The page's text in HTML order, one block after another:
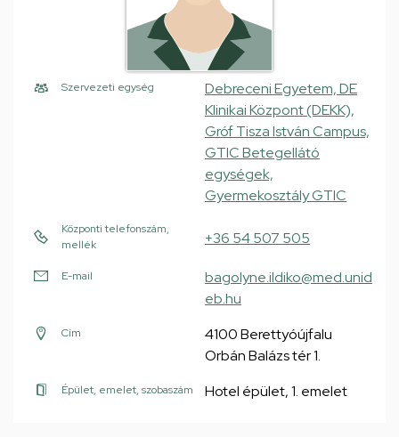
Szervezeti egység
Debreceni Egyetem, DE
Klinikai Központ (DEKK),
Gróf Tisza István Campus,
GTIC Betegellátó
egységek,
Gyermekosztály GTIC
Központi telefonszám,
mellék
+36 54 507 505
E-mail
bagolyne.ildiko@med.unid
eb.hu
Cím
4100 Berettyóújfalu
Orbán Balázs tér 1.
Épület, emelet, szobaszám Hotel épület, 1. emelet